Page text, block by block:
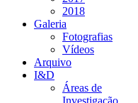
2018
Galeria
Fotografias
Vídeos
Arquivo
I&D
Áreas de
Investigação